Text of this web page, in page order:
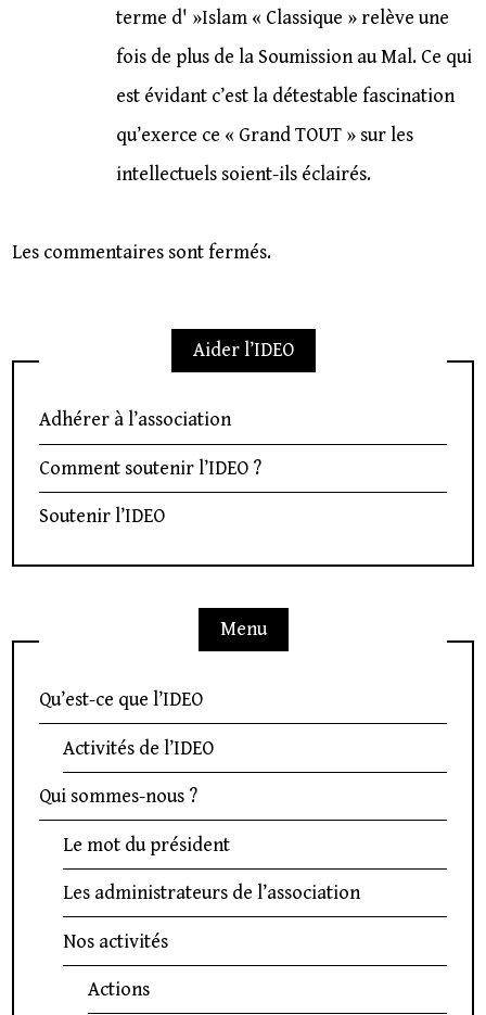
terme d' »Islam « Classique » relève une
fois de plus de la Soumission au Mal. Ce qui
est évidant c’est la détestable fascination
qu’exerce ce « Grand TOUT » sur les
intellectuels soient-ils éclairés.
Les commentaires sont fermés.
Aider l’IDEO
Adhérer à l’association
Comment soutenir l’IDEO ?
Soutenir l’IDEO
Menu
Qu’est-ce que l’IDEO
Activités de l’IDEO
Qui sommes-nous ?
Le mot du président
Les administrateurs de l’association
Nos activités
Actions